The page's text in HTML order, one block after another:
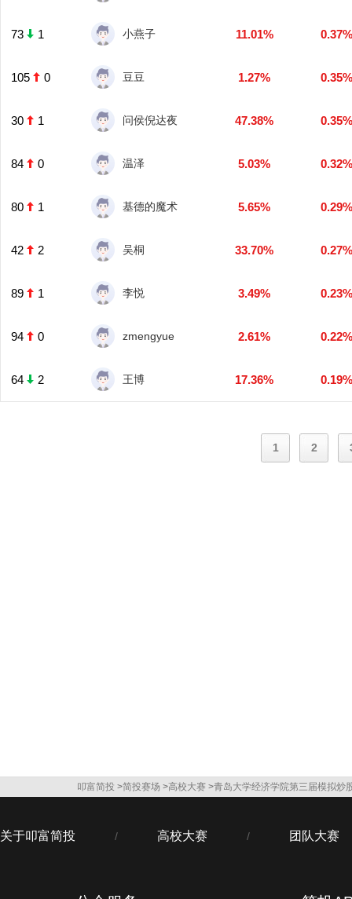
73 1 小燕子 11.01% 0.37%
105 0 豆豆 1.27% 0.35%
30 1 问侯倪达夜 47.38% 0.35%
84 0 温泽 5.03% 0.32%
80 1 基德的魔术 5.65% 0.29%
42 2 吴桐 33.70% 0.27%
89 1 李悦 3.49% 0.23%
94 0 zmengyue 2.61% 0.22%
64 2 王博 17.36% 0.19%
1 2
叩富简投 >简投赛场 >高校大赛 >青岛大学经济学院第三届模拟炒
关于叩富简投 / 高校大赛 / 团队大赛